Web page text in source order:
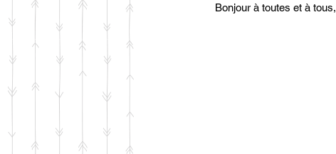
Bonjour à toutes et à tous,